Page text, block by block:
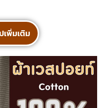
เพิ่มเติม